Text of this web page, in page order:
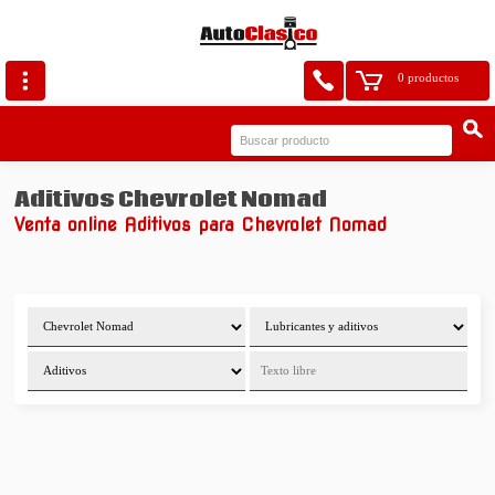
0 productos
Aditivos Chevrolet Nomad
Venta online Aditivos para Chevrolet Nomad